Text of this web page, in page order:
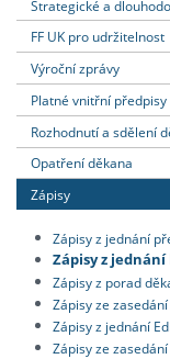
Strategické a
FF UK pro udržitelnost
Výroční zprávy
Platné vnitřní předpisy
Rozhodnutí a sdělení
Opatření děkana
Zápisy
Zápisy z jednání
Zápisy z
Zápisy z porad
Zápisy ze
Zápisy z jednání
Zápisy ze